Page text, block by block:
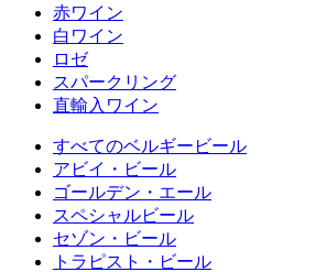
赤ワイン
白ワイン
ロゼ
スパークリング
直輸入ワイン
すべてのベルギービール
アビイ・ビール
ゴールデン・エール
スペシャルビール
セゾン・ビール
トラピスト・ビール